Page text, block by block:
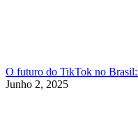
O futuro do TikTok no Brasil:
Junho 2, 2025